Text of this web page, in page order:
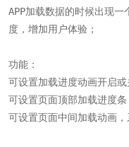
APP加载数据的时候出现
度，增加用户体验；
功能：
可设置加载进度动画开启或
可设置页面顶部加载进度条
可设置页面中间加载动画